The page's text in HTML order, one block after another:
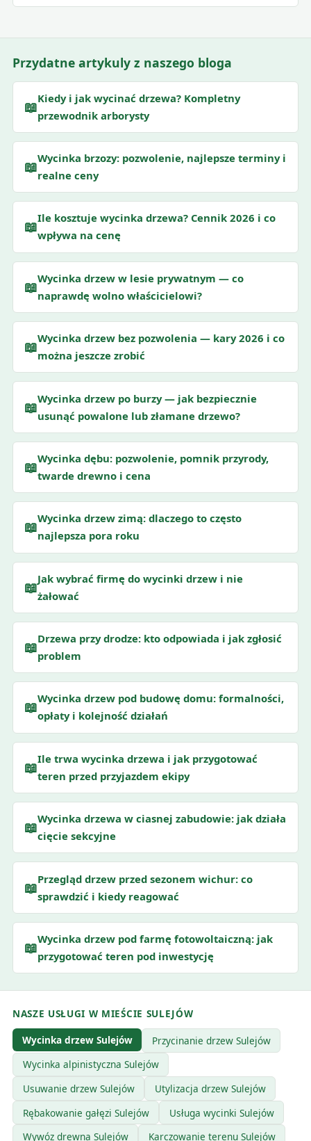
Przydatne artykuly z naszego bloga
📖Kiedy i jak wycinać drzewa? Kompletny
przewodnik arborysty
📖Wycinka brzozy: pozwolenie, najlepsze terminy i
realne ceny
📖Ile kosztuje wycinka drzewa? Cennik 2026 i co
wpływa na cenę
📖Wycinka drzew w lesie prywatnym — co
naprawdę wolno właścicielowi?
📖Wycinka drzew bez pozwolenia — kary 2026 i co
można jeszcze zrobić
📖Wycinka drzew po burzy — jak bezpiecznie
usunąć powalone lub złamane drzewo?
📖Wycinka dębu: pozwolenie, pomnik przyrody,
twarde drewno i cena
📖Wycinka drzew zimą: dlaczego to często
najlepsza pora roku
📖Jak wybrać firmę do wycinki drzew i nie
żałować
📖Drzewa przy drodze: kto odpowiada i jak zgłosić
problem
📖Wycinka drzew pod budowę domu: formalności,
opłaty i kolejność działań
📖Ile trwa wycinka drzewa i jak przygotować
teren przed przyjazdem ekipy
📖Wycinka drzewa w ciasnej zabudowie: jak działa
cięcie sekcyjne
📖Przegląd drzew przed sezonem wichur: co
sprawdzić i kiedy reagować
📖Wycinka drzew pod farmę fotowoltaiczną: jak
przygotować teren pod inwestycję
NASZE USŁUGI W MIEŚCIE SULEJÓW
Wycinka drzew Sulejów
Przycinanie drzew Sulejów
Wycinka alpinistyczna Sulejów
Usuwanie drzew Sulejów
Utylizacja drzew Sulejów
Rębakowanie gałęzi Sulejów
Usługa wycinki Sulejów
Wywóz drewna Sulejów
Karczowanie terenu Sulejów